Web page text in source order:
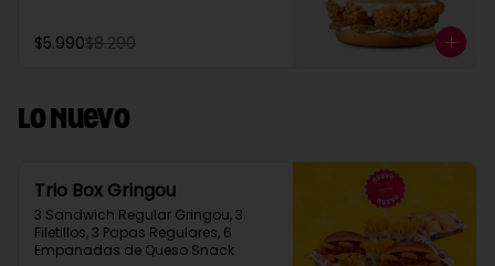
$5.990$8.290
Lo Nuevo
Trio Box Gringou
3 Sandwich Regular Gringou, 3
Filetillos, 3 Papas Regulares, 6
Empanadas de Queso Snack